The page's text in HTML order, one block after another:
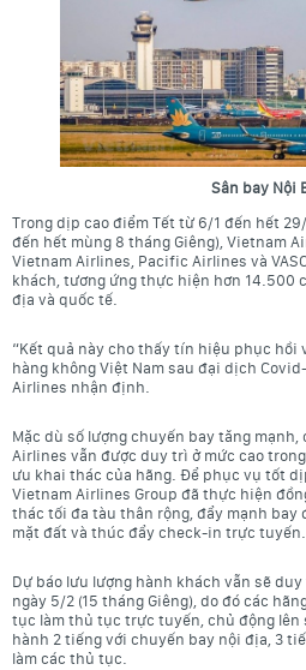
Sân bay Nội
Trong dịp cao điểm Tết từ 6/1 đến hết
đến hết mùng 8 tháng Giêng), Vietnam
Vietnam Airlines, Pacific Airlines và
khách, tương ứng thực hiện hơn 14.500
địa và quốc tế.
“Kết quả này cho thấy tín hiệu phục hồi
hàng không Việt Nam sau đại dịch
Airlines nhận định.
Mặc dù số lượng chuyến bay tăng
Airlines vẫn được duy trì ở mức cao
ưu khai thác của hãng. Để phục vụ tốt
Vietnam Airlines Group đã thực hiện
thác tối đa tàu thân rộng, đẩy mạnh bay
mặt đất và thúc đẩy check-in trực tuyến.
Dự báo lưu lượng hành khách vẫn sẽ
ngày 5/2 (15 tháng Giêng), do đó các
tục làm thủ tục trực tuyến, chủ động lên
hành 2 tiếng với chuyến bay nội địa, 3
làm các thủ tục.